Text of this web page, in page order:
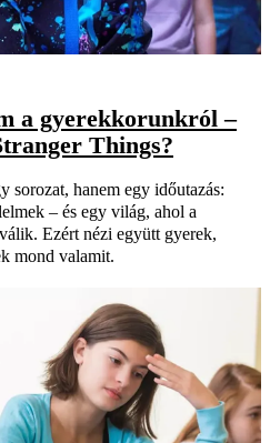
a gyerekkorunkról –
Things?
sorozat, hanem egy időutazás:
– és egy világ, ahol a
Ezért nézi együtt gyerek,
mond valamit.